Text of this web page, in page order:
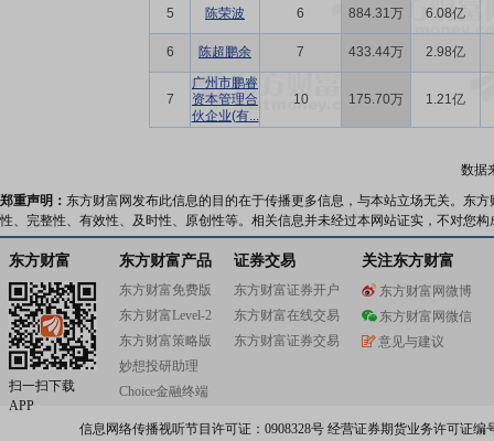
5 陈荣波 6 884.31万 6.08亿
6 陈超鹏余 7 433.44万 2.98亿
7
广州市鹏睿
资本管理合
伙企业(有...
10 175.70万 1.21亿
数据
郑重声明： 东方财富网发布此信息的目的在于传播更多信息，与本站立场无关。东
性、完整性、有效性、及时性、原创性等。相关信息并未经过本网站证实，不对您
东方财富
扫一扫下载
APP
东方财富产品
东方财富免费版
东方财富Level-2
东方财富策略版
妙想投研助理
Choice金融终端
证券交易
东方财富证券开户
东方财富在线交易
东方财富证券交易
关注东方财富
东方财富网微博
东方财富网微信
意见与建议
信息网络传播视听节目许可证：0908328号 经营证券期货业务许可证编